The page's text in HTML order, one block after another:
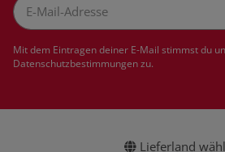
Mit dem Eintragen deiner E-Mail stimmst du
Datenschutzbestimmungenzu.
Lieferland